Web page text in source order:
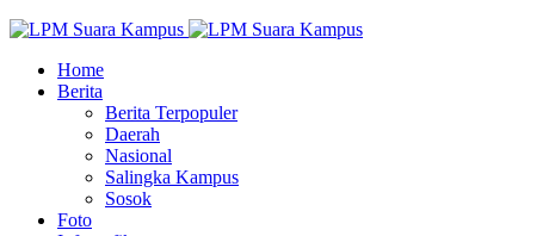
Home
Berita
Berita Terpopuler
Daerah
Nasional
Salingka Kampus
Sosok
Foto